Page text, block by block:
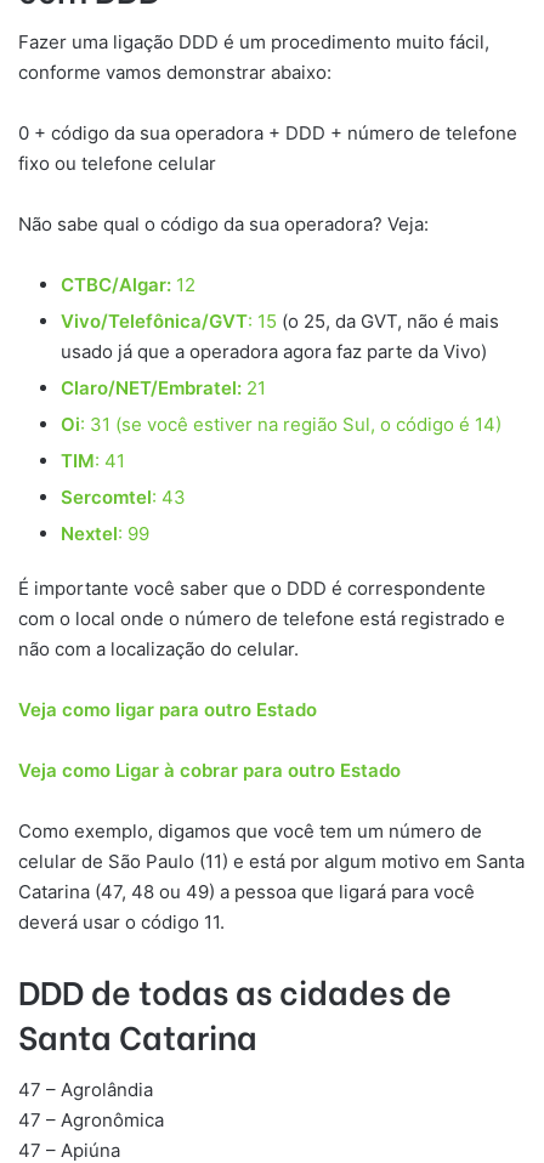
Fazer uma ligação DDD é um procedimento muito fácil,
conforme vamos demonstrar abaixo:
0 + código da sua operadora + DDD + número de telefone
fixo ou telefone celular
Não sabe qual o código da sua operadora? Veja:
CTBC/Algar: 12
Vivo/Telefônica/GVT: 15 (o 25, da GVT, não é mais
usado já que a operadora agora faz parte da Vivo)
Claro/NET/Embratel: 21
Oi: 31 (se você estiver na região Sul, o código é 14)
TIM: 41
Sercomtel: 43
Nextel: 99
É importante você saber que o DDD é correspondente
com o local onde o número de telefone está registrado e
não com a localização do celular.
Veja como ligar para outro Estado
Veja como Ligar à cobrar para outro Estado
Como exemplo, digamos que você tem um número de
celular de São Paulo (11) e está por algum motivo em Santa
Catarina (47, 48 ou 49) a pessoa que ligará para você
deverá usar o código 11.
DDD de todas as cidades de
Santa Catarina
47 – Agrolândia
47 – Agronômica
47 – Apiúna